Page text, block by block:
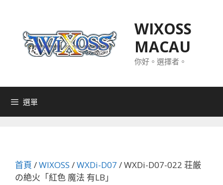
WIXOSS
MACAU
你好。選擇者。
選單
首頁 /WIXOSS /WXDi-D07 / WXDi-D07-022 荘厳
の絶火「紅色 魔法 有LB」